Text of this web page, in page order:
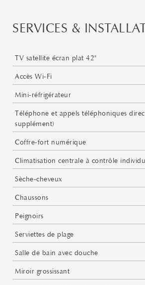
SERVICES &
TV satellite écran plat 42"
Accès Wi-Fi
Mini-réfrigérateur
Téléphone et appels téléphoniques
supplément)
Coffre-fort numérique
Climatisation centrale à contrôle
Sèche-cheveux
Chaussons
Peignoirs
Serviettes de plage
Salle de bain avec douche
Miroir grossissant